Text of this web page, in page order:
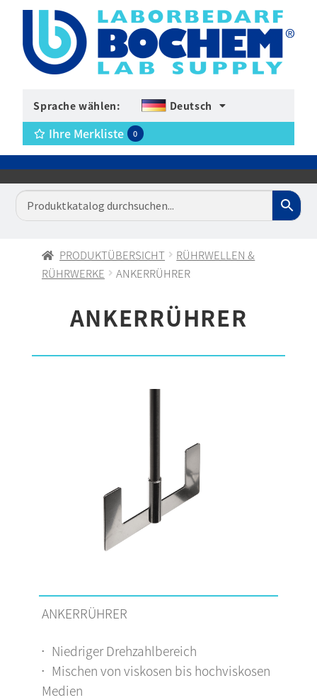
Sprache wählen: Deutsch
Ihre Merkliste 0
PRODUKTÜBERSICHT
RÜHRWELLEN &
RÜHRWERKE
ANKERRÜHRER
ANKERRÜHRER
ANKERRÜHRER
Niedriger Drehzahlbereich
Mischen von viskosen bis hochviskosen
Medien